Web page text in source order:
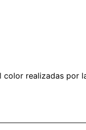
realizadas por